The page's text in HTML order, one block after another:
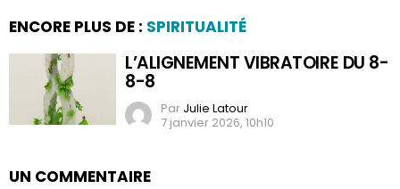
ENCORE PLUS DE : SPIRITUALITÉ
L’ALIGNEMENT VIBRATOIRE DU 8-
8-8
Par Julie Latour
7 janvier 2026, 10h10
UN COMMENTAIRE